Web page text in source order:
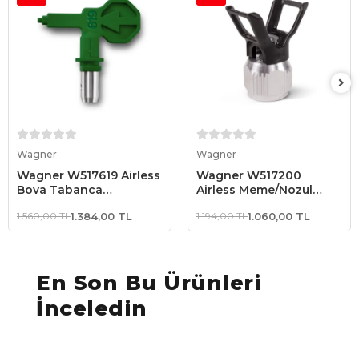
Wagner
Wagner W517619 Airless
Boya Tabanca
1.560,00 TL1.384,00 TL
Wagner
Wagner W517200
Airless Meme/Nozul
1.194,00 TL1.060,00 TL
En Son Bu Ürünleri
İnceledin